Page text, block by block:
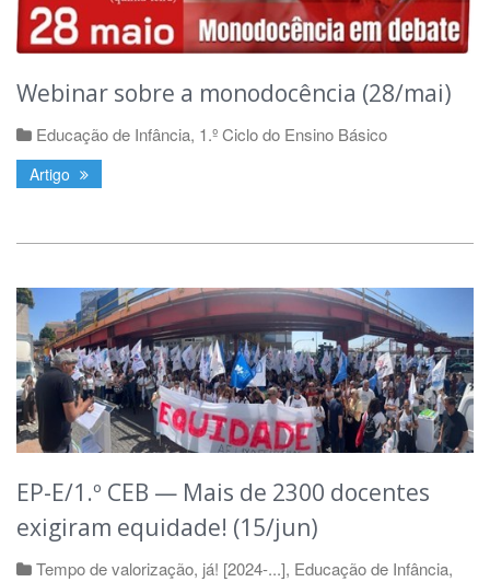
Webinar sobre a monodocência (28/mai)
Educação de Infância, 1.º Ciclo do Ensino Básico
Artigo
EP-E/1.º CEB — Mais de 2300 docentes
exigiram equidade! (15/jun)
Tempo de valorização, já! [2024-...], Educação de Infância,